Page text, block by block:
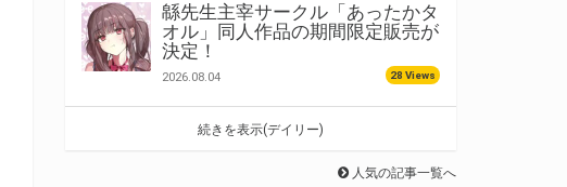
緜先生主宰サークル「あったかタ
オル」同人作品の期間限定販売が
決定！
2026.08.04 28 Views
続きを表示(デイリー)
人気の記事一覧へ